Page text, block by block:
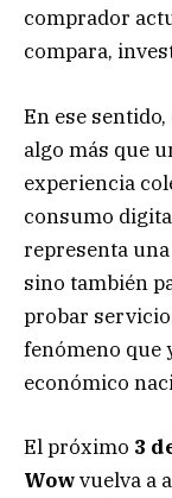
comprador
compara,
En ese
algo más que
experiencia
consumo
representa
sino también
probar
fenómeno que
económico
El próximo 3
Wowvuelva a